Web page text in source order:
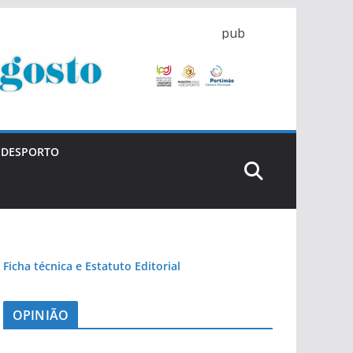
pub
DESPORTO
Ficha técnica e Estatuto Editorial
OPINIÃO